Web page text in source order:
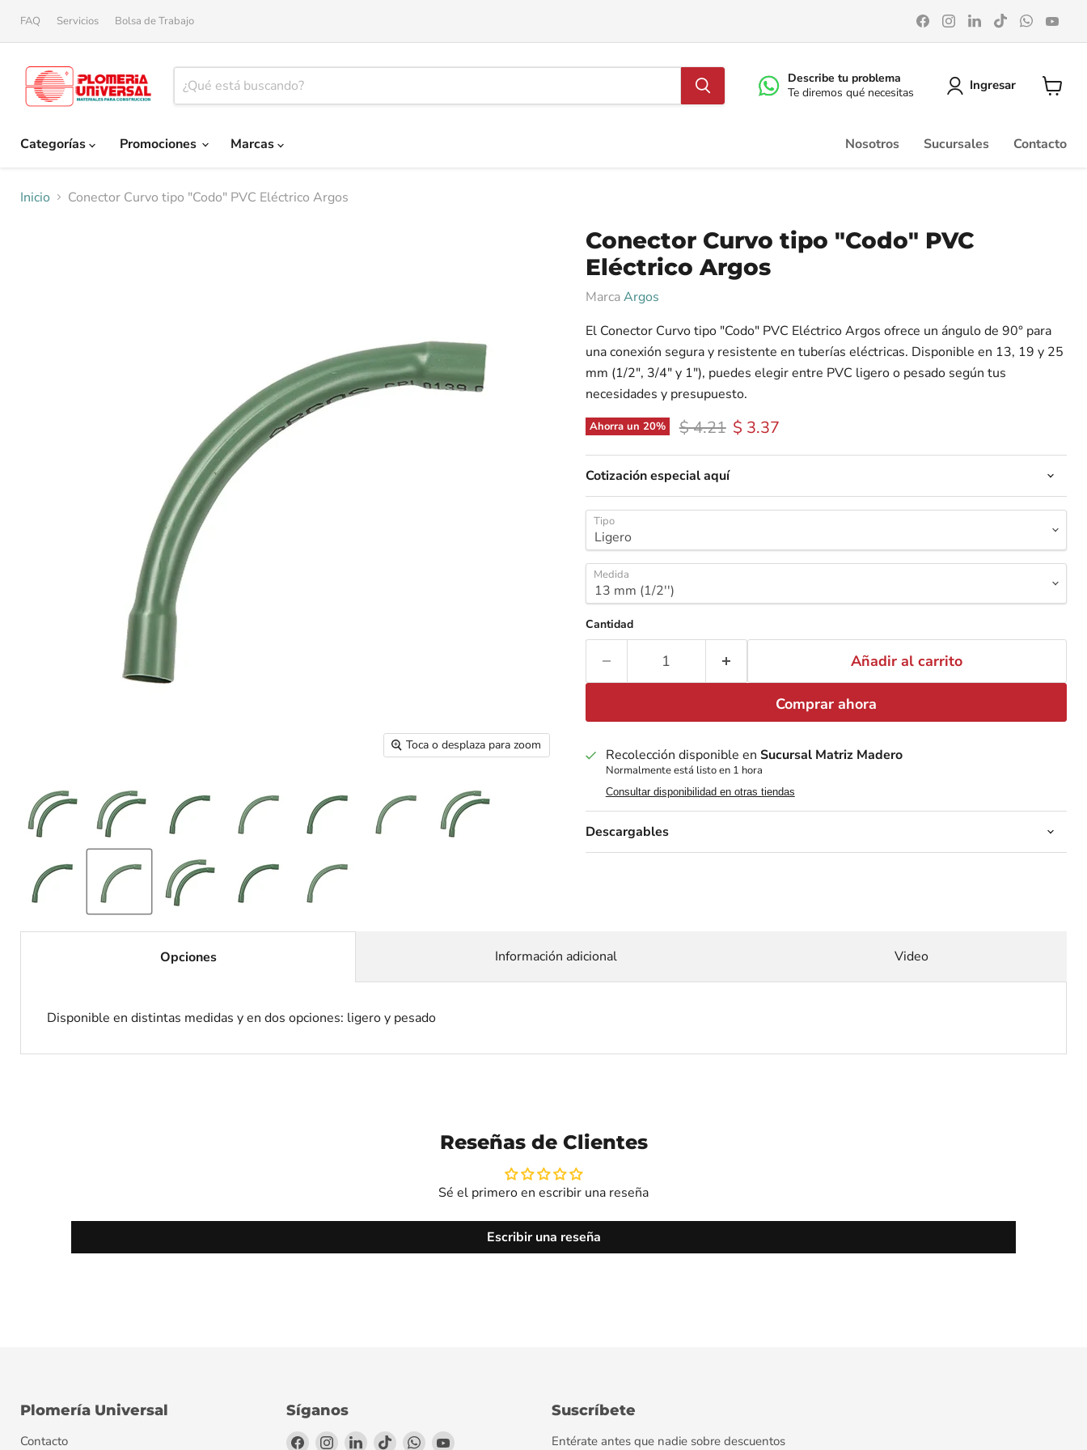
FAQ Servicios Bolsa de Trabajo
Encuéntrenos
en
Facebook
Encuéntrenos
en
Instagram
Encuéntrenos
en
LinkedIn
Encuéntrenos
en
TikTok
en
Describe tu problema
Te diremos qué necesitas
Ingresar
Categorías
Promociones Marcas Nosotros Sucursales Contacto
Inicio Conector Curvo tipo "Codo" PVC Eléctrico Argos
Toca o desplaza para zoom
Conector Curvo tipo "Codo" PVC
Eléctrico Argos
MarcaArgos
El Conector Curvo tipo "Codo" PVC Eléctrico Argos ofrece un ángulo de 90° para
una conexión segura y resistente en tuberías eléctricas. Disponible en 13, 19 y 25
mm (1/2", 3/4" y 1"), puedes elegir entre PVC ligero o pesado según tus
necesidades y presupuesto.
Ahorra un 20% Precio original
$ 4.21 Precio actual
$ 3.37
Cotización especial aquí
Tipo
Medida
Cantidad
Añadir al carrito
Comprar ahora
Recolección disponible en Sucursal Matriz Madero
Normalmente está listo en 1 hora
Consultar disponibilidad en otras tiendas
Descargables
Opciones
Disponible en distintas medidas y en dos opciones: ligero y pesado
Información adicional Video
Reseñas de Clientes
Sé el primero en escribir una reseña
Escribir una reseña
Plomería Universal
Contacto
Síganos
Encuéntrenos
Encuéntrenos
Encuéntrenos
Encuéntrenos
Encuéntrenos
Encuéntrenos
Suscríbete
Entérate antes que nadie sobre descuentos